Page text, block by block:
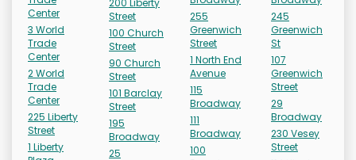
Center
3 World
Trade
Center
2 World
Trade
Center
225 Liberty
Street
1 Liberty
200 Liberty
Street
100 Church
Street
90 Church
Street
101 Barclay
Street
195
Broadway
25
255
Greenwich
Street
1 North End
Avenue
115
Broadway
111
Broadway
100
245
Greenwich
St
107
Greenwich
Street
29
Broadway
230 Vesey
Street